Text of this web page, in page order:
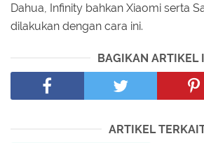
Dahua, Infinity bahkan Xiaomi serta
dilakukan dengan cara ini.
BAGIKAN ARTIKEL
ARTIKEL